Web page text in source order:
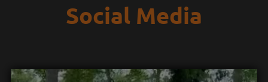
Social Media